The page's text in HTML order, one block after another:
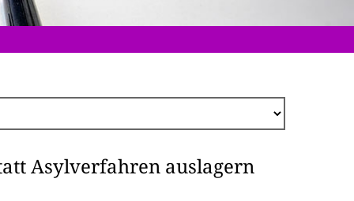
Asylverfahren auslagern